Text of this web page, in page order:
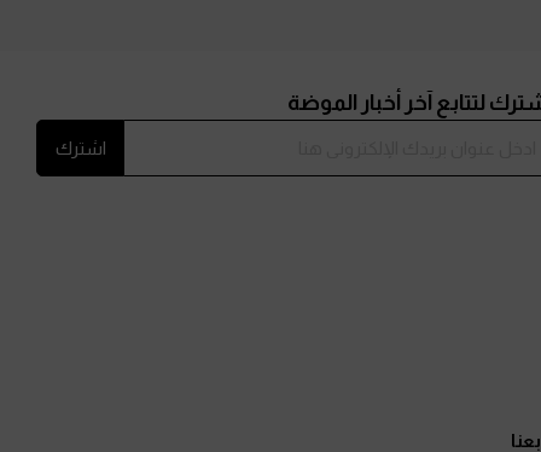
لتتابع آخر أخبار الموضة
اشترك